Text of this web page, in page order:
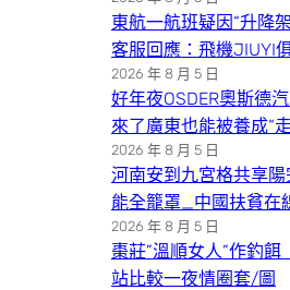
東航一航班疑因“升降
客服回應：飛機JIUYI
2026 年 8 月 5 日
好年夜OSDER奧斯德
來了廣東也能被養成“
2026 年 8 月 5 日
河南安到九宮格共享
能全籠罩_中國扶貧在
2026 年 8 月 5 日
棗莊”溫順女人”作釣
站比較一夜情圈套/圖